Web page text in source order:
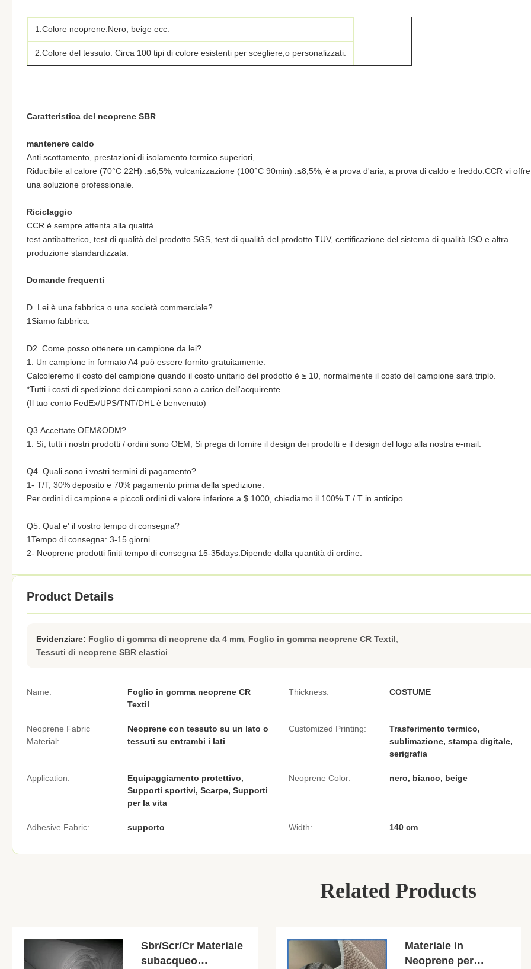
1.Colore neoprene:Nero, beige ecc.
2.Colore del tessuto: Circa 100 tipi di colore esistenti per scegliere,o personalizzati.
Caratteristica del neoprene SBR
mantenere caldo
Anti scottamento, prestazioni di isolamento termico superiori,
Riducibile al calore (70°C 22H) :≤6,5%, vulcanizzazione (100°C 90min) :≤8,5%, è a prova d'aria, a prova di caldo e freddo.CCR vi offre
una soluzione professionale.
Riciclaggio
CCR è sempre attenta alla qualità.
test antibatterico, test di qualità del prodotto SGS, test di qualità del prodotto TUV, certificazione del sistema di qualità ISO e altra
produzione standardizzata.
Domande frequenti
D. Lei è una fabbrica o una società commerciale?
1Siamo fabbrica.
D2. Come posso ottenere un campione da lei?
1. Un campione in formato A4 può essere fornito gratuitamente.
Calcoleremo il costo del campione quando il costo unitario del prodotto è ≥ 10, normalmente il costo del campione sarà triplo.
*Tutti i costi di spedizione dei campioni sono a carico dell'acquirente.
(Il tuo conto FedEx/UPS/TNT/DHL è benvenuto)
Q3.Accettate OEM&ODM?
1. Sì, tutti i nostri prodotti / ordini sono OEM, Si prega di fornire il design dei prodotti e il design del logo alla nostra e-mail.
Q4. Quali sono i vostri termini di pagamento?
1- T/T, 30% deposito e 70% pagamento prima della spedizione.
Per ordini di campione e piccoli ordini di valore inferiore a $ 1000, chiediamo il 100% T / T in anticipo.
Q5. Qual e' il vostro tempo di consegna?
1Tempo di consegna: 3-15 giorni.
2- Neoprene prodotti finiti tempo di consegna 15-35days.Dipende dalla quantità di ordine.
Product Details
Evidenziare: Foglio di gomma di neoprene da 4 mm Foglio in gomma neoprene CR Textil
Tessuti di neoprene SBR elastici
Name:
Foglio in gomma neoprene CR
Textil
Thickness: COSTUME
Neoprene Fabric
Material:
Neoprene con tessuto su un lato o
tessuti su entrambi i lati
Customized Printing:
Trasferimento termico,
sublimazione, stampa digitale,
serigrafia
Application:
Equipaggiamento protettivo,
Supporti sportivi, Scarpe, Supporti
per la vita
Neoprene Color: nero, bianco, beige
Adhesive Fabric: supporto Width: 140 cm
Related Products
Sbr/Scr/Cr Materiale
subacqueo
Materiale in
Neoprene per